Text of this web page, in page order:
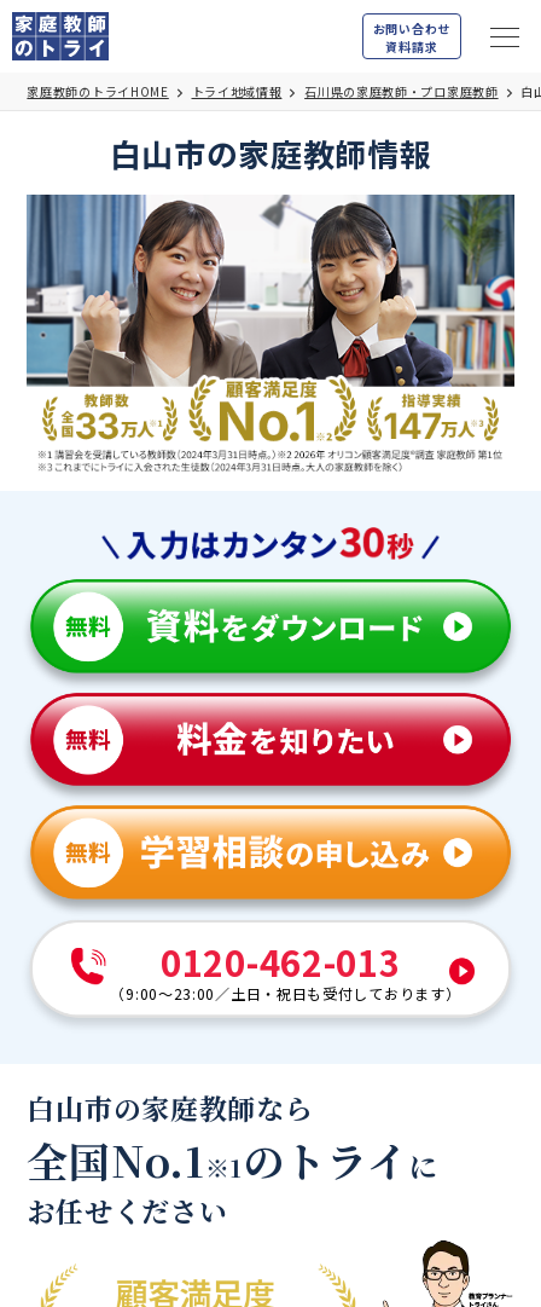
お問い合わせ
資料請求
家庭教師のトライHOME トライ地域情報 石川県の家庭教師・プロ家庭教師 白
白山市の家庭教師情報
0120-462-013
（9:00～23:00／土日・祝日も受付しております）
白山市の家庭教師なら
全国No.1※1のトライ に
お任せください